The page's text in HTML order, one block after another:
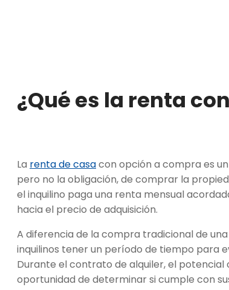
¿Qué es la renta
La renta de casacon opción a compra es
pero no la obligación, de comprar la
el inquilino paga una renta mensual
hacia el precio de adquisición.
A diferencia de la compra tradicional de
inquilinos tener un período de tiempo para
Durante el contrato de alquiler, el
oportunidad de determinar si cumple con